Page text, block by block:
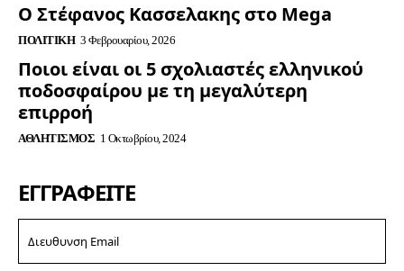
Ο Στέφανος Κασσελακης στο Mega
ΠΟΛΙΤΙΚΉ 3 Φεβρουαρίου, 2026
Ποιοι είναι οι 5 σχολιαστές ελληνικού
ποδοσφαίρου με τη μεγαλύτερη
επιρροή
ΑΘΛΗΤΙΣΜΌΣ 1 Οκτωβρίου, 2024
ΕΓΓΡΑΦΕΊΤΕ